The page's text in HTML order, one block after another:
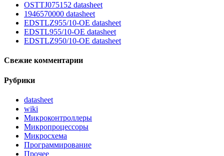
OSTTJ075152 datasheet
1946570000 datasheet
EDSTLZ955/10-OE datasheet
EDSTL955/10-OE datasheet
EDSTLZ950/10-OE datasheet
Свежие комментарии
Рубрики
datasheet
wiki
Микроконтроллеры
Микропроцессоры
Микросхема
Программирование
Прочее